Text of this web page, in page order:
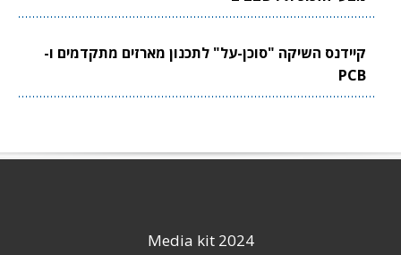
קיידנס השיקה "סוכן-על" לתכנון מארזים מתקדמים ו-
PCB
Media kit 2024